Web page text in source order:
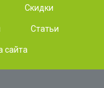
Скидки
Статьи
сайта